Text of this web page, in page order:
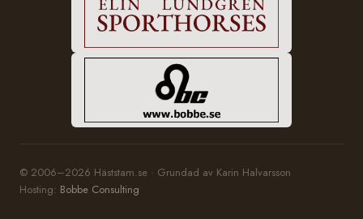
© 2006–2026 Häststam.se · Grundad av Karin Halvarsson
Hosting: Bobbe Consulting